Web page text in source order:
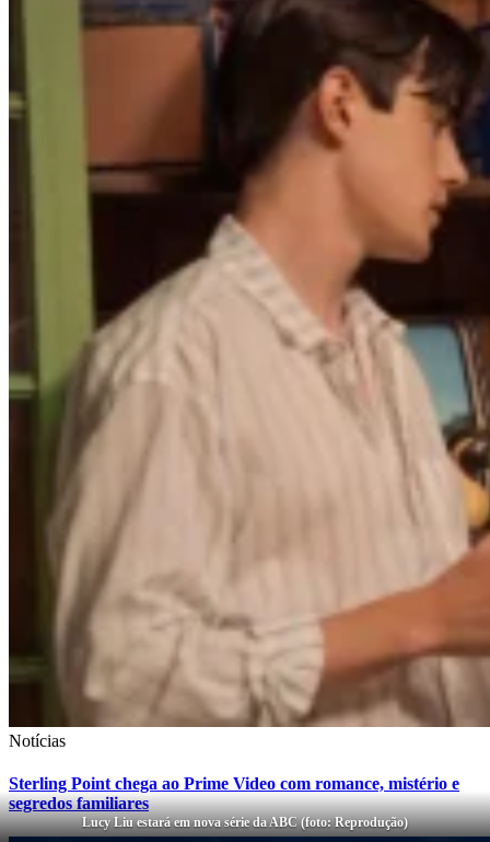
Lucy Liu estará em nova série da ABC (foto: Reprodução)
Notícias
Sterling Point chega ao Prime Video com romance, mistério e
segredos familiares